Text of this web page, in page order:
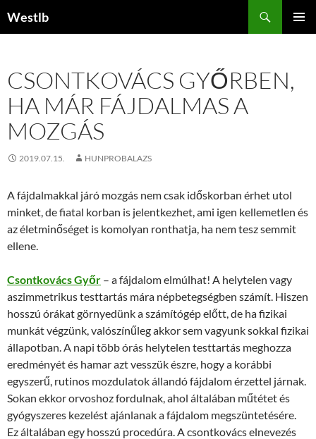
Westlb
CSONTKOVÁCS GYŐRBEN,
HA MÁR FÁJDALMAS A
MOZGÁS
2019.07.15. HUNPROBALAZS
A fájdalmakkal járó mozgás nem csak időskorban érhet utol
minket, de fiatal korban is jelentkezhet, ami igen kellemetlen és
az életminőséget is komolyan ronthatja, ha nem tesz semmit
ellene.
Csontkovács Győr – a fájdalom elmúlhat! A helytelen vagy
aszimmetrikus testtartás mára népbetegségben számít. Hiszen
hosszú órákat görnyedünk a számítógép előtt, de ha fizikai
munkát végzünk, valószínűleg akkor sem vagyunk sokkal fizikai
állapotban. A napi több órás helytelen testtartás meghozza
eredményét és hamar azt vesszük észre, hogy a korábbi
egyszerű, rutinos mozdulatok állandó fájdalom érzettel járnak.
Sokan ekkor orvoshoz fordulnak, ahol általában műtétet és
gyógyszeres kezelést ajánlanak a fájdalom megszüntetésére.
Ez általában egy hosszú procedúra. A csontkovács elnevezés